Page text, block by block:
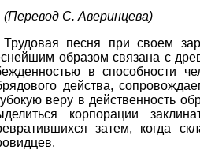
(Перевод С. Аверинцева)
Трудовая песня при своем
образом связана с
в способности
действа,
веру в действенность
корпорации
затем, когда